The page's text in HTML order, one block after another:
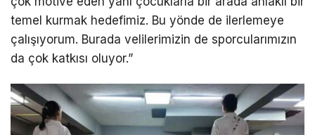
temel kurmak hedefimiz. Bu yönde de ilerlemeye
çalışıyorum. Burada velilerimizin de sporcularımızın
da çok katkısı oluyor.”